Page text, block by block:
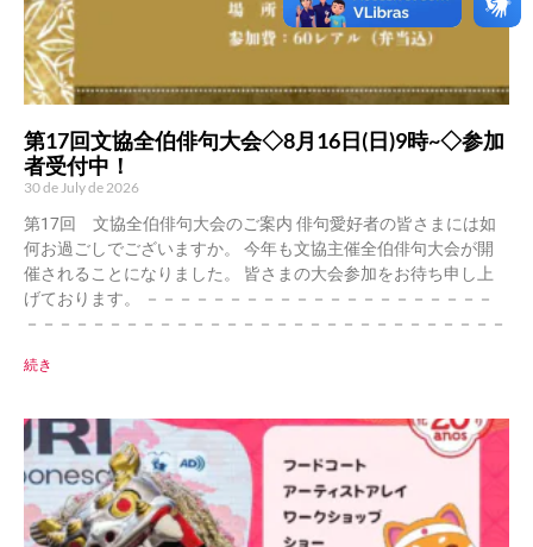
第17回文協全伯俳句大会◇8月16日(日)9時~◇参加
者受付中！
30 de July de 2026
第17回 文協全伯俳句大会のご案内 俳句愛好者の皆さまには如
何お過ごしでございますか。 今年も文協主催全伯俳句大会が開
催されることになりました。 皆さまの大会参加をお待ち申し上
げております。 －－－－－－－－－－－－－－－－－－－－－
－－－－－－－－－－－－－－－－－－－－－－－－－－－－－
続き